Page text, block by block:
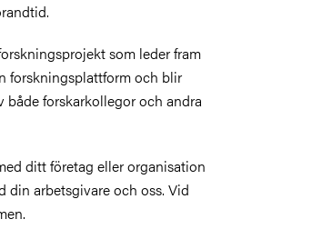
som leder fram
forskningsplattform och blir
forskarkollegor och andra
ditt företag eller organisation
din arbetsgivare och oss. Vid